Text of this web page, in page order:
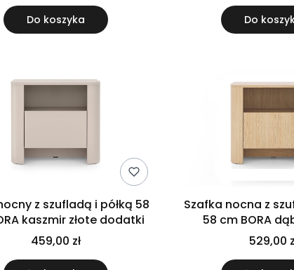
Do koszyka Do
z szufladą i półką 58
kaszmir złote dodatki
459,00 zł
Szafka nocna z
58 cm BORA
529,00